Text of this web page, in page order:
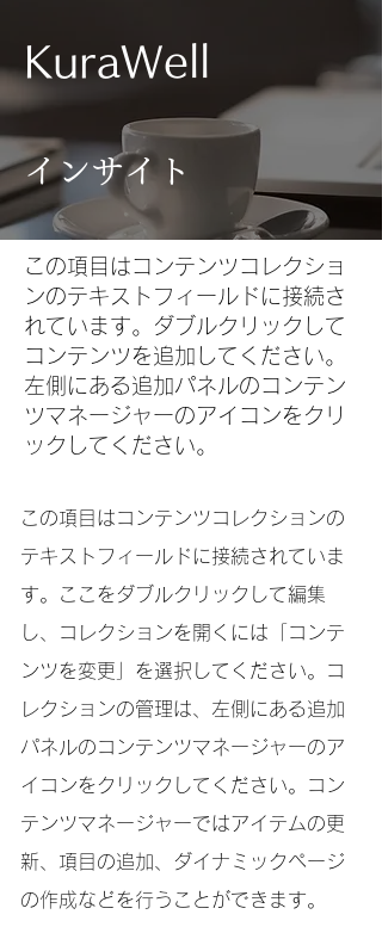
KuraWell
インサイト
この項目はコンテンツコレクショ
ンのテキストフィールドに接続さ
れています。ダブルクリックして
コンテンツを追加してください。
左側にある追加パネルのコンテン
ツマネージャーのアイコンをクリ
ックしてください。
この項目はコンテンツコレクションの
テキストフィールドに接続されていま
す。ここをダブルクリックして編集
し、コレクションを開くには「コンテ
ンツを変更」を選択してください。コ
レクションの管理は、左側にある追加
パネルのコンテンツマネージャーのア
イコンをクリックしてください。コン
テンツマネージャーではアイテムの更
新、項目の追加、ダイナミックページ
の作成などを行うことができます。